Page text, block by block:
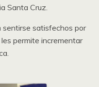
Santa Cruz.
satisfechos por
permite incrementar